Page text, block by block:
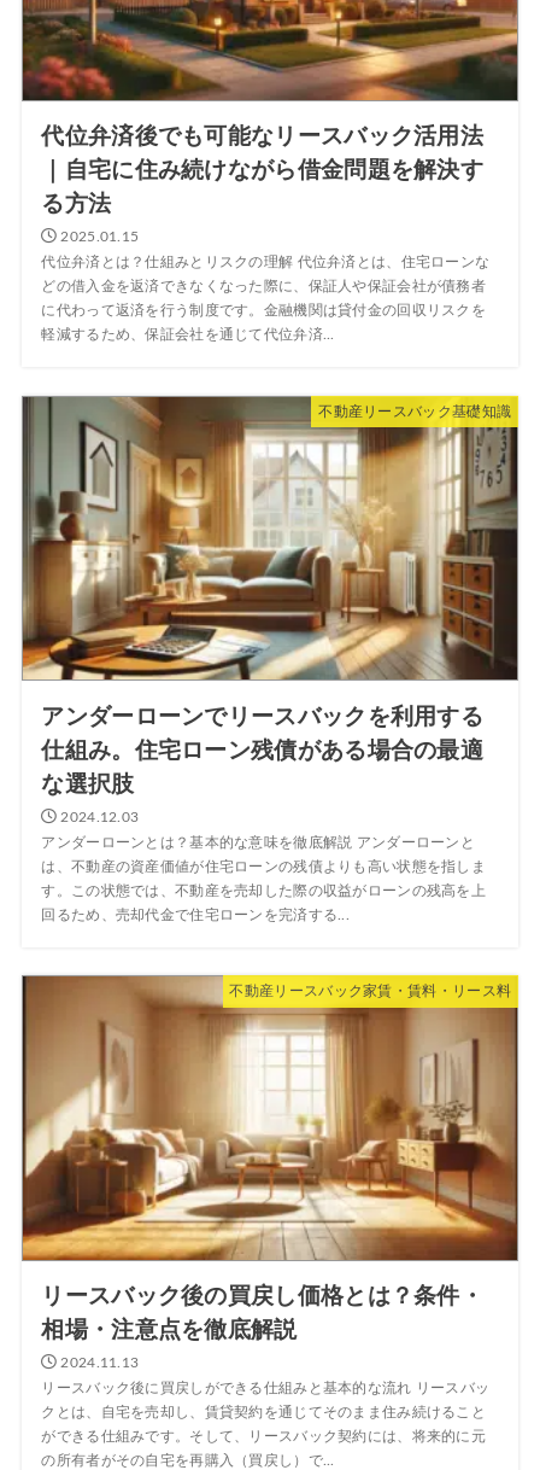
代位弁済後でも可能なリースバック活用法
｜自宅に住み続けながら借金問題を解決す
る方法
2025.01.15
代位弁済とは？仕組みとリスクの理解 代位弁済とは、住宅ローンな
どの借入金を返済できなくなった際に、保証人や保証会社が債務者
に代わって返済を行う制度です。金融機関は貸付金の回収リスクを
軽減するため、保証会社を通じて代位弁済...
不動産リースバック基礎知識
アンダーローンでリースバックを利用する
仕組み。住宅ローン残債がある場合の最適
な選択肢
2024.12.03
アンダーローンとは？基本的な意味を徹底解説 アンダーローンと
は、不動産の資産価値が住宅ローンの残債よりも高い状態を指しま
す。この状態では、不動産を売却した際の収益がローンの残高を上
回るため、売却代金で住宅ローンを完済する...
不動産リースバック家賃・賃料・リース料
リースバック後の買戻し価格とは？条件・
相場・注意点を徹底解説
2024.11.13
リースバック後に買戻しができる仕組みと基本的な流れ リースバッ
クとは、自宅を売却し、賃貸契約を通じてそのまま住み続けること
ができる仕組みです。そして、リースバック契約には、将来的に元
の所有者がその自宅を再購入（買戻し）で...